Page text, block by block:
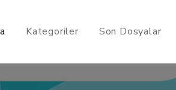
Kategoriler Son Dosyalar